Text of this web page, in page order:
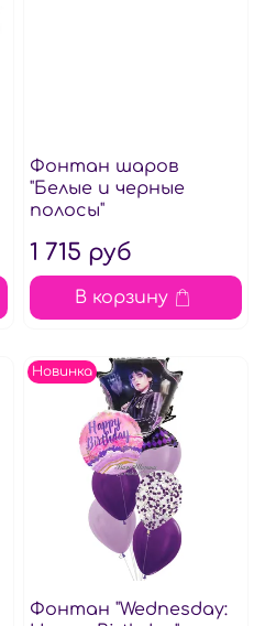
Фонтан шаров
"Белые и черные
полосы"
1 715 руб
В корзину
Новинка
Фонтан "Wednesday: